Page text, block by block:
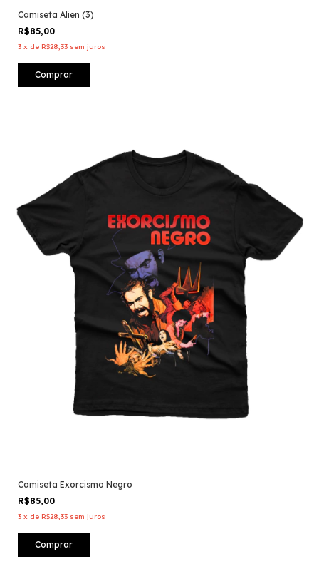
Camiseta Alien (3)
R$85,00
3 x de R$28,33 sem juros
Comprar
Camiseta Exorcismo Negro
R$85,00
3 x de R$28,33 sem juros
Comprar